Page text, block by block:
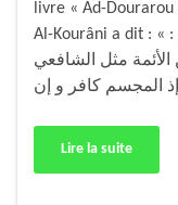
livre « Ad-
Al-Kourâni a dit : « قوله : لا نكفر أحدا من أهل القبلة. أقول :
مثل الشافعي
Lire la suite